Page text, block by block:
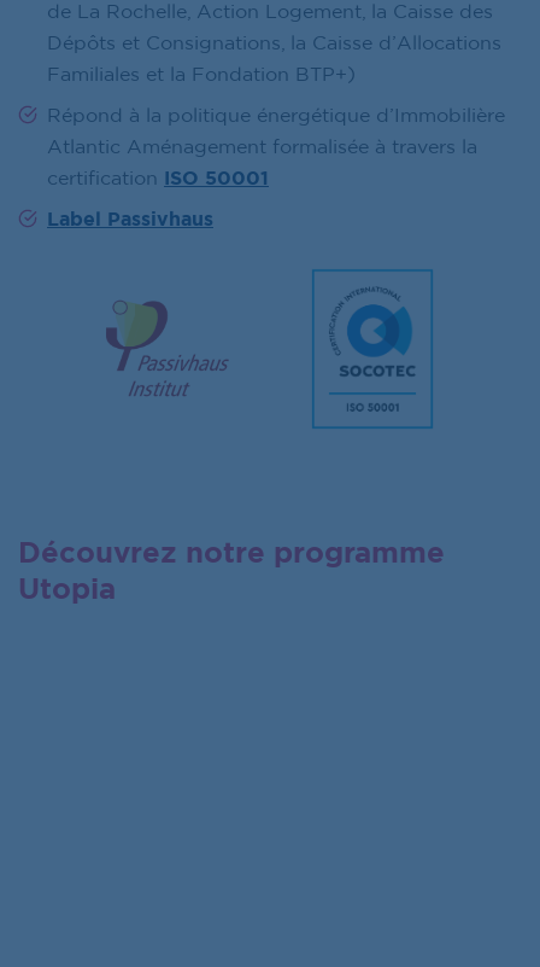
de La Rochelle, Action Logement, la Caisse des
Dépôts et Consignations, la Caisse d’Allocations
Familiales et la Fondation BTP+)
Répond à la politique énergétique d’Immobilière
Atlantic Aménagement formalisée à travers la
certification ISO 50001
Label Passivhaus
Découvrez notre programme
Utopia